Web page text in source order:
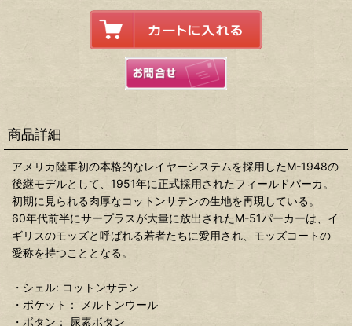
商品詳細
アメリカ陸軍初の本格的なレイヤーシステムを採用したM-1948の
後継モデルとして、1951年に正式採用されたフィールドパーカ。
初期に見られる肉厚なコットンサテンの生地を再現している。
60年代前半にサープラスが大量に放出されたM-51パーカーは、イ
ギリスのモッズと呼ばれる若者たちに愛用され、モッズコートの
愛称を持つこととなる。
・シェル: コットンサテン
・ポケット： メルトンウール
・ボタン： 尿素ボタン